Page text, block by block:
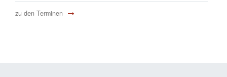
zu den Terminen